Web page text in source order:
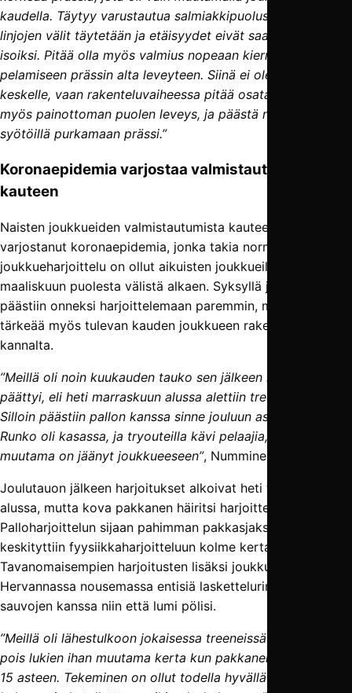
kaudella. Täytyy varustautua salmiakkipuolustukseen, eli
linjojen välit täytetään ja etäisyydet eivät saa kasvaa liian
isoiksi. Pitää olla myös valmius nopeaan kierrätykseen ja
pelamiseen prässin alta leveyteen. Siinä ei ole tilaa lähteä
keskelle, vaan rakenteluvaiheessa pitää osata käyttää
myös painottoman puolen leveys, ja päästä nopeilla
syötöillä purkamaan prässi.”
Koronaepidemia varjostaa valmistautumista
kauteen
Naisten joukkueiden valmistautumista kauteen on
varjostanut koronaepidemia, jonka takia normaali
joukkueharjoittelu on ollut aikuisten joukkueilla tauolla
maaliskuun puolesta välistä alkaen. Syksyllä ja talvella
päästiin onneksi harjoittelemaan paremmin, mikä oli
tärkeää myös tulevan kauden joukkueen rakentamisen
kannalta.
”Meillä oli noin kuukauden tauko sen jälkeen kun sarjakausi
päättyi, eli heti marraskuun alussa alettiin treenaamaan.
Silloin päästiin pallon kanssa sinne jouluun asti ihan hyvin.
Runko oli kasassa, ja tryouteilla kävi pelaajia, joista
muutama on jäänyt joukkueeseen”, Numminen kertaa.
Joulutauon jälkeen harjoitukset alkoivat heti tammikuun
alussa, mutta kova pakkanen häiritsi harjoittelua pahoin.
Palloharjoittelun sijaan pahimman pakkasjakson aikana
keskityttiin fyysiikkaharjoitteluun kolme kertaa viikossa.
Tavanomaisempien harjoitusten lisäksi joukkue kävi myös
Hervannassa nousemassa entisiä laskettelurinteitä
sauvojen kanssa niin että lumi pölisi.
”Meillä oli lähestulkoon jokaisessa treeneissä hyvin väkeä,
pois lukien ihan muutama kerta kun pakkanen putosi alle
15 asteen. Tekeminen on ollut todella hyvällä tasolla, eikä